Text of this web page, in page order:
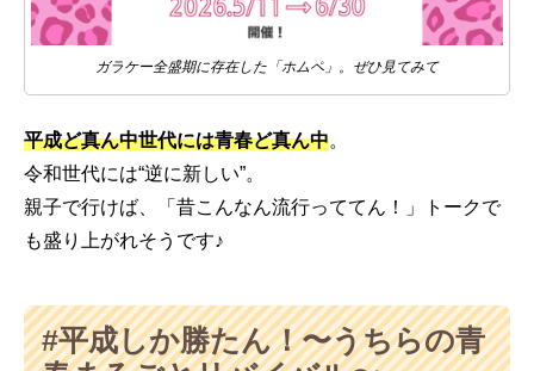
ガラケー全盛期に存在した「ホムペ」。ぜひ見てみて
平成ど真ん中世代には青春ど真ん中。
令和世代には“逆に新しい”。
親子で行けば、「昔こんなん流行っててん！」トークで
も盛り上がれそうです♪
#平成しか勝たん！〜うちらの青